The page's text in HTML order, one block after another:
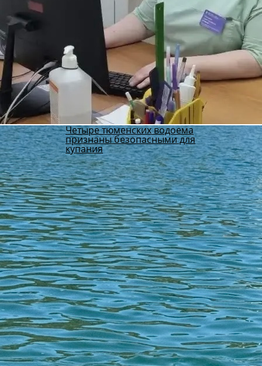
Четыре тюменских водоема
признаны безопасными для
купания